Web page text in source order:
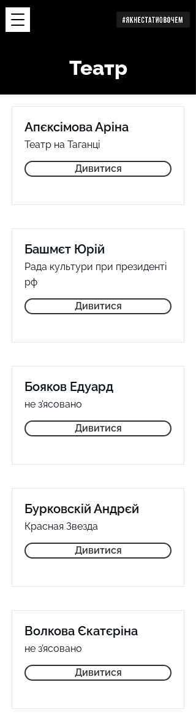
Театр
Апєксімова Аріна
Театр на Таганці
Дивитися
Башмєт Юрій
Рада культури при президенті
рф
Дивитися
Бояков Едуард
не з'ясовано
Дивитися
Бурковскій Андрєй
Красная Звезда
Дивитися
Волкова Єкатєріна
не з'ясовано
Дивитися